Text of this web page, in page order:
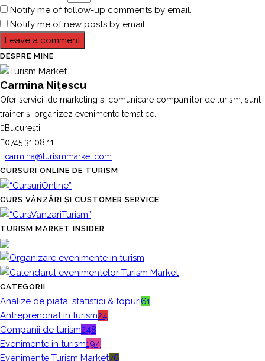
Notify me of follow-up comments by email.
Notify me of new posts by email.
DESPRE MINE
Carmina Nițescu
Ofer servicii de marketing și comunicare companiilor de turism, sunt
trainer și organizez evenimente tematice.
București
0745.31.08.11
carmina@turismmarket.com
CURSURI ONLINE DE TURISM
CURS VÂNZĂRI ȘI CUSTOMER SERVICE
TURISM MARKET INSIDER
CATEGORII
Analize de piata, statistici & topuri61
Antreprenoriat in turism24
Companii de turism248
Evenimente in turism194
Evenimente Turism Market76